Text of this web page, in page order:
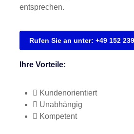
entsprechen.
Rufen Sie an unter: +49 152
Ihre Vorteile:
Kundenorientiert
Unabhängig
Kompetent